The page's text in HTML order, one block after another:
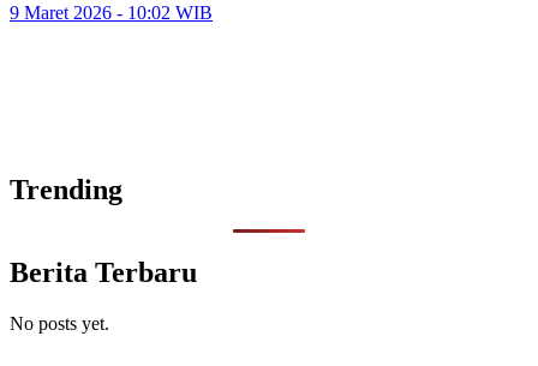
9 Maret 2026 - 10:02 WIB
Trending
Berita Terbaru
No posts yet.